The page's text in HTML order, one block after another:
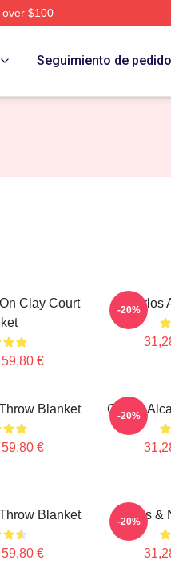
$100
Seguimiento de pedido
Clay Court
€
Carlos
-20%
Blanket
€
Carlos
-20%
Blanket
€
Carlos &
-20%